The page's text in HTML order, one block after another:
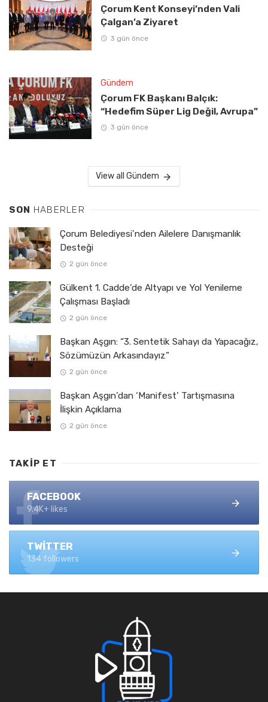
Çorum Kent Konseyi’nden Vali
Çalgan’a Ziyaret
3 gün önce
Gündem
Çorum FK Başkanı Balçık:
“Hedefim Süper Lig Değil, Avrupa”
3 gün önce
View all Gündem
SON HABERLER
Çorum Belediyesi’nden Ailelere Danışmanlık
Desteği
2 gün önce
Gülkent 1. Cadde’de Altyapı ve Yol Yenileme
Çalışması Başladı
2 gün önce
Başkan Aşgın: “3. Sentetik Sahayı da Yapacağız,
Sözümüzün Arkasındayız”
2 gün önce
Başkan Aşgın’dan ‘Manifest’ Tartışmasına
İlişkin Açıklama
2 gün önce
TAKIP ET
FACEBOOK
9.4K+ likes
TWITTER
134 followers